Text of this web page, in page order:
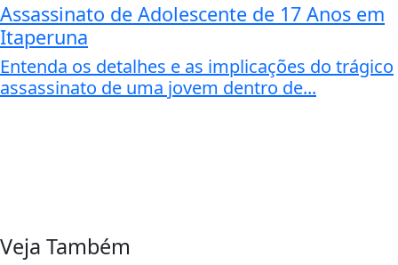
Assassinato de Adolescente de 17 Anos em
Itaperuna
Entenda os detalhes e as implicações do trágico
assassinato de uma jovem dentro de...
Veja Também